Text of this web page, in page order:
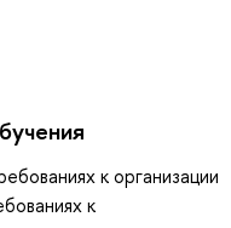
к организации
к